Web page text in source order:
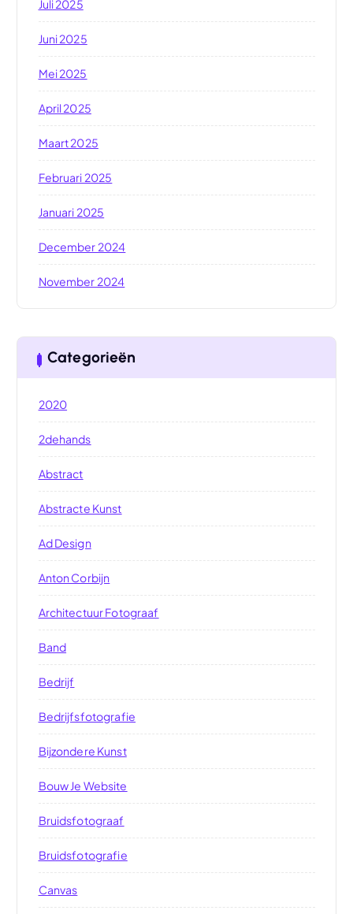
Juli 2025
Juni 2025
Mei 2025
April 2025
Maart 2025
Februari 2025
Januari 2025
December 2024
November 2024
Categorieën
2020
2dehands
Abstract
Abstracte Kunst
Ad Design
Anton Corbijn
Architectuur Fotograaf
Band
Bedrijf
Bedrijfsfotografie
Bijzondere Kunst
Bouw Je Website
Bruidsfotograaf
Bruidsfotografie
Canvas